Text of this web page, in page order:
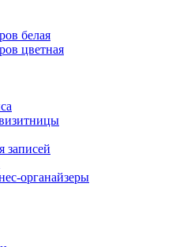
белая
цветная
записей
органайзеры